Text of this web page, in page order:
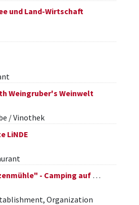
und Land-Wirtschaft
Weingruber's Weinwelt
/ Vinothek
LiNDE
- Camping auf dem Bauernhof
Organization